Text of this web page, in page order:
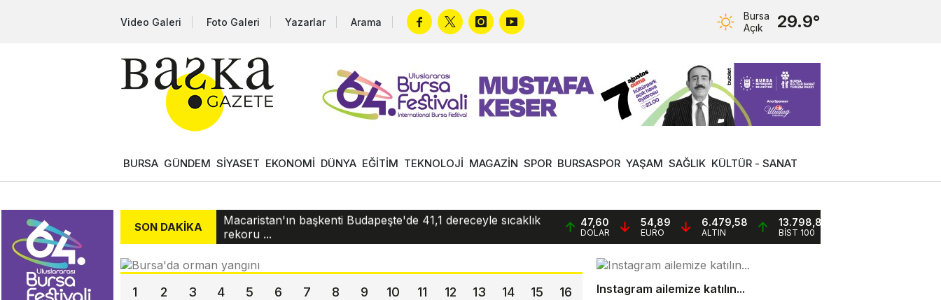
Video Galeri Foto Galeri Yazarlar Arama
Bursa
Açık
29.9°
BURSA GÜNDEM SİYASET EKONOMİ DÜNYA EĞİTİM TEKNOLOJİ MAGAZİN SPOR BURSASPOR YAŞAM SAĞLIK KÜLTÜR - SANAT
SON DAKIKA
Borsa günü yükselişle tamamladı
Macaristan'ın başkenti Budapeşte'de 41,1 dereceyle sıcaklık
rekoru ...
İsrail hapishanelerinde suçlama yöneltilmeden alıkonan
Filistinli ç...
Ticaret Bakanı Bolat, ABD Ticaret Temsilcisi Greer ile çevrim
içi g...
47,60
DOLAR
54,89
EURO
6.479,58
ALTIN
13.798,82
BİST 100
1 2 3 4 5 6 7 8 9 10 11 12 13 14 15 16 Instagram ailemize katılın...